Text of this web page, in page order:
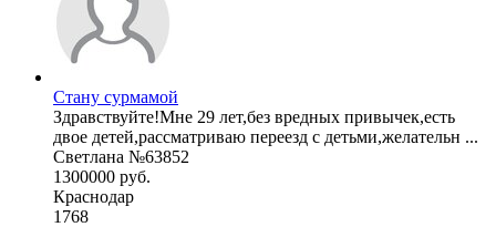
Стану сурмамой
Здравствуйте!Мне 29 лет,без вредных привычек,есть
двое детей,рассматриваю переезд с детьми,желательн ...
Светлана №63852
1300000 руб.
Краснодар
1768